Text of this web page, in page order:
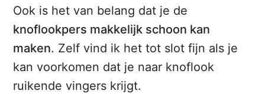
Ook is het van belang dat je de
knoflookpers makkelijk schoon kan
maken. Zelf vind ik het tot slot fijn als je
kan voorkomen dat je naar knoflook
ruikende vingers krijgt.